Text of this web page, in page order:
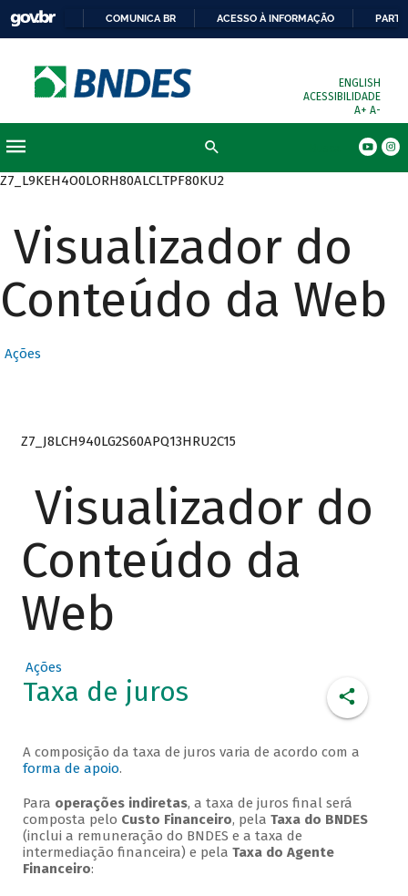
COMUNICA BR ACESSO À INFORMAÇÃO
ENGLISH
ACESSIBILIDADE
A+ A-
Z7_L9KEH4O0LORH80ALCLTPF80KU2
Visualizador do
Conteúdo da Web
Ações
Z7_J8LCH940LG2S60APQ13HRU2C15
Visualizador do
Conteúdo da
Web
Ações
Taxa de juros
A composição da taxa de juros varia de acordo com a
forma de apoio.
Para operações indiretas, a taxa de juros final será
composta pelo Custo Financeiro, pela Taxa do BNDES
(inclui a remuneração do BNDES e a taxa de
intermediação financeira) e pela Taxa do Agente
Financeiro: